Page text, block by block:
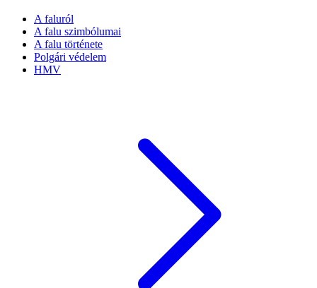
A faluról
A falu szimbólumai
A falu története
Polgári védelem
HMV